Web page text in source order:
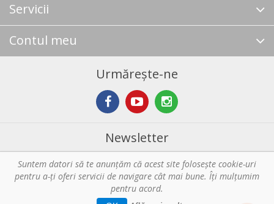
Servicii
Contul meu
Urmărește-ne
Newsletter
Abonare
Copyright © 2026 Horeca - Pentru profesionistii din bucatarie. Toate
Suntem datori să te anunţăm că acest site foloseşte cookie-uri
pentru a-ți oferi servicii de navigare cât mai bune. Îţi mulțumim
pentru acord.